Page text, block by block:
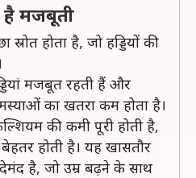
है मजबूती
होता है, जो हड्डियों की
मजबूत रहती हैं और
का खतरा कम होता है।
की कमी पूरी होती है,
होती है। यह खासतौर
है, जो उम्र बढ़ने के साथ